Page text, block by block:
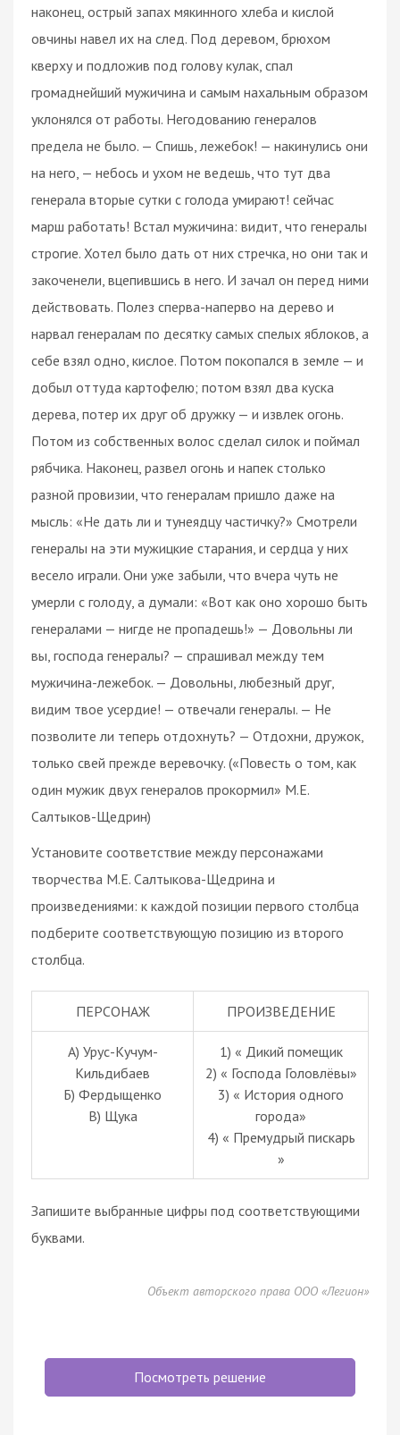
наконец, острый запах мякинного хлеба и кислой
овчины навел их на след. Под деревом, брюхом
кверху и подложив под голову кулак, спал
громаднейший мужичина и самым нахальным образом
уклонялся от работы. Негодованию генералов
предела не было. — Спишь, лежебок! — накинулись они
на него, — небось и ухом не ведешь, что тут два
генерала вторые сутки с голода умирают! сейчас
марш работать! Встал мужичина: видит, что генералы
строгие. Хотел было дать от них стречка, но они так и
закоченели, вцепившись в него. И зачал он перед ними
действовать. Полез сперва-наперво на дерево и
нарвал генералам по десятку самых спелых яблоков, а
себе взял одно, кислое. Потом покопался в земле — и
добыл оттуда картофелю; потом взял два куска
дерева, потер их друг об дружку — и извлек огонь.
Потом из собственных волос сделал силок и поймал
рябчика. Наконец, развел огонь и напек столько
разной провизии, что генералам пришло даже на
мысль: «Не дать ли и тунеядцу частичку?» Смотрели
генералы на эти мужицкие старания, и сердца у них
весело играли. Они уже забыли, что вчера чуть не
умерли с голоду, а думали: «Вот как оно хорошо быть
генералами — нигде не пропадешь!» — Довольны ли
вы, господа генералы? — спрашивал между тем
мужичина-лежебок. — Довольны, любезный друг,
видим твое усердие! — отвечали генералы. — Не
позволите ли теперь отдохнуть? — Отдохни, дружок,
только свей прежде веревочку. («Повесть о том, как
один мужик двух генералов прокормил» М.Е.
Салтыков-Щедрин)
Установите соответствие между персонажами
творчества М.Е. Салтыкова-Щедрина и
произведениями: к каждой позиции первого столбца
подберите соответствующую позицию из второго
столбца.
ПЕРСОНАЖ ПРОИЗВЕДЕНИЕ
А) Урус-Кучум-
Кильдибаев
Б) Фердыщенко
В) Щука
1) « Дикий помещик
2) « Господа Головлёвы»
3) « История одного
города»
4) « Премудрый пискарь
»
Запишите выбранные цифры под соответствующими
буквами.
Объект авторского права ООО «Легион»
Посмотреть решение